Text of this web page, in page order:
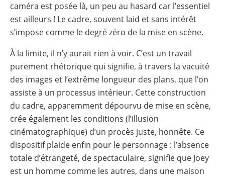
caméra est posée là, un peu au hasard car l’essentiel
est ailleurs ! Le cadre, souvent laid et sans intérêt
s’impose comme le degré zéro de la mise en scène.
À la limite, il n’y aurait rien à voir. C’est un travail
purement rhétorique qui signifie, à travers la vacuité
des images et l’extrême longueur des plans, que l’on
assiste à un processus intérieur. Cette construction
du cadre, apparemment dépourvu de mise en scène,
crée également les conditions (l’illusion
cinématographique) d’un procès juste, honnête. Ce
dispositif plaide enfin pour le personnage : l’absence
totale d’étrangeté, de spectaculaire, signifie que Joey
est un homme comme les autres, dans une maison